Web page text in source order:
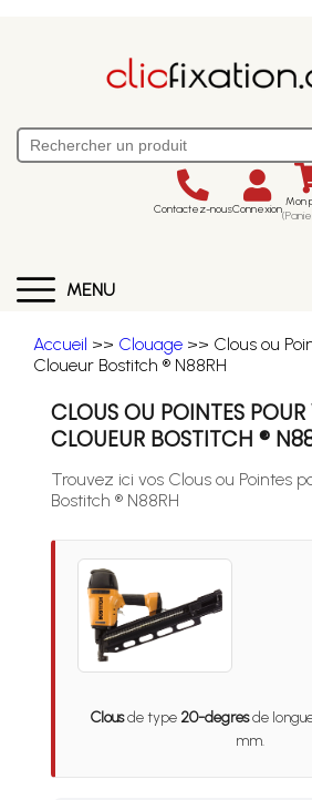
Contactez-nousConnexion Mon
MENU
Accueil >> Clouage >> Clous ou
Cloueur Bostitch ® N88RH
CLOUS OU POINTES POUR
CLOUEUR BOSTITCH ®
Trouvez ici vos Clous ou Pointes
Bostitch ® N88RH
Clousde type 20-degresde
mm.